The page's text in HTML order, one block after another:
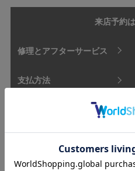
来店予約
修理とアフターサービス
支払方法